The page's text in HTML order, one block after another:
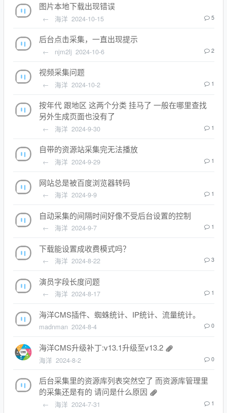
图片本地下载出现错误
← 海洋 2024-10-15 5
后台点击采集，一直出现提示
← njm2lj 2024-10-6 2
视频采集问题
← 海洋 2024-10-2 1
按年代 跟地区 这两个分类 挂马了 一般在哪里查找
另外生成页面也没有了
← 海洋 2024-9-30 1
自带的资源站采集完无法播放
← 海洋 2024-9-29 1
网站总是被百度浏览器转码
← 海洋 2024-9-9 1
自动采集的间隔时间好像不受后台设置的控制
← 海洋 2024-9-7 1
下载能设置成收费模式吗？
← 海洋 2024-8-22 3
演员字段长度问题
← 海洋 2024-8-17 1
海洋CMS插件、蜘蛛统计、IP统计、流量统计。
madnman 2024-8-4 0
海洋CMS升级补丁:v13.1升级至v13.2
海洋 2024-8-2 0
后台采集里的资源库列表突然空了 而资源库管理里
的采集还是有的 请问是什么原因
← 海洋 2024-7-31 1